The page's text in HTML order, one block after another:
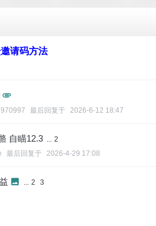
请码方法
最后回复于 2026-6-12 18:47
自瞄12.3 ... 2
最后回复于 2026-4-29 17:08
... 2 3